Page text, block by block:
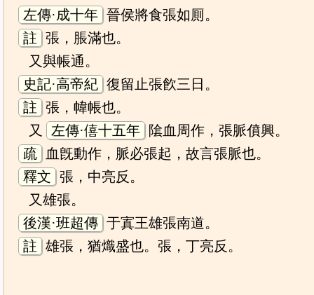
左傳·成十年 晉侯將食張如厠。
註 張，脹滿也。
又與帳通。
史記·高帝紀 復留止張飮三日。
註 張，幃帳也。
又
左傳·僖十五年 隂血周作，張脈僨興。
疏
血旣動作，脈必張起，故言張脈也。
釋文 張，中亮反。
又雄張。
後漢·班超傳 于寘王雄張南道。
註 雄張，猶熾盛也。張，丁亮反。